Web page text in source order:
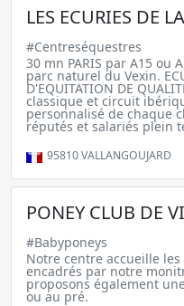
LES ECURIES DE
#Centreséquestres
30 mn PARIS par A15 ou
parc naturel du Vexin.
D'EQUITATION DE
classique et circuit
personnalisé de chaque
réputés et salariés plein
95810VALLANGOUJARD
PONEY CLUB DE
#Babyponeys
Notre centre accueille
encadrés par notre
proposons également
ou au pré.